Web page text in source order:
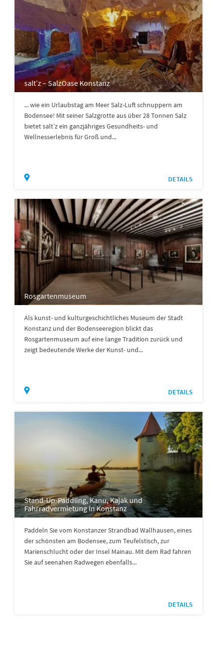
salt’z – SalzOase Konstanz
... wie ein Urlaubstag am Meer Salz-Luft schnuppern am
Bodensee! Mit seiner Salzgrotte aus über 28 Tonnen Salz
bietet salt’z ein ganzjähriges Gesundheits- und
Wellnesserlebnis für Groß und...
DETAILS
Rosgartenmuseum
Als kunst- und kulturgeschichtliches Museum der Stadt
Konstanz und der Bodenseeregion blickt das
Rosgartenmuseum auf eine lange Tradition zurück und
zeigt bedeutende Werke der Kunst- und...
DETAILS
Stand-Up-Paddling, Kanu, Kajak und
Fahrradvermietung in Konstanz
Paddeln Sie vom Konstanzer Strandbad Wallhausen, eines
der schönsten am Bodensee, zum Teufelstisch, zur
Marienschlucht oder der Insel Mainau. Mit dem Rad fahren
Sie auf seenahen Radwegen ebenfalls...
DETAILS